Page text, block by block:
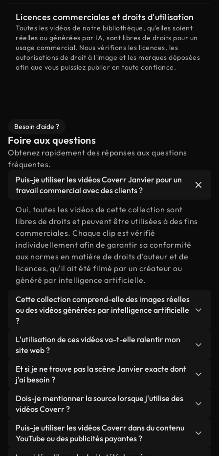
Licences commerciales et droits d'utilisation
Toutes les vidéos de notre bibliothèque, qu'elles soient
réelles ou générées par IA, sont libres de droits pour un
usage commercial. Nous vérifions les licences, les
autorisations de droit à l'image et les marques déposées
afin que vous puissiez publier en toute confiance.
Besoin d'aide ?
Foire aux questions
Obtenez rapidement des réponses aux questions
fréquentes.
Puis-je utiliser les vidéos Coverr Janvier pour un
travail commercial avec des clients ?
Oui, toutes les vidéos de cette collection sont
libres de droits et peuvent être utilisées à des fins
commerciales. Chaque clip est vérifié
individuellement afin de garantir sa conformité
aux normes en matière de droits d'auteur et de
licences, qu'il ait été filmé par un créateur ou
généré par intelligence artificielle.
Cette collection comprend-elle des images réelles
ou des vidéos générées par intelligence artificielle
?
Les deux. Il s'agit d'une bibliothèque hybride
composée de véritables images filmées par des
générées par IA. Chaque vidéo est clairement
identifiée afin que vous sachiez toujours ce que
vous utilisez.
L'utilisation de ces vidéos va-t-elle ralentir mon
site web ?
Sauf si vous choisissez nos versions optimisées.
Nous proposons des formats légers, prêts pour le
ils conservent une qualité élevée tout en
minimisant les temps de chargement et en
améliorant des indicateurs comme le LCP.
Et si je ne trouve pas la scène Janvier exacte dont
j'ai besoin ?
Vous pouvez en créer une instantanément avec
Coverr AI Studio. Il vous suffit de décrire la scène,
Studio générera en quelques secondes une vidéo
personnalisée conforme à nos normes de licence.
Dois-je mentionner la source lorsque j'utilise des
vidéos Coverr ?
Aucune attribution n'est requise. Toutes les vidéos
de notre bibliothèque sont libres de droits et
Puis-je utiliser les vidéos Coverr dans du contenu
YouTube ou des publicités payantes ?
Oui. Toutes les séquences vidéo de Coverr peuvent